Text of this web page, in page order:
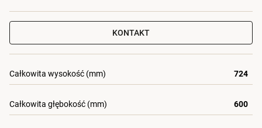
KONTAKT
Całkowita wysokość (mm) 724
Całkowita głębokość (mm) 600